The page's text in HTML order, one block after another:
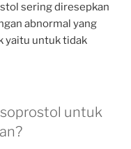
sering diresepkan
abnormal yang
yaitu untuk tidak
untuk